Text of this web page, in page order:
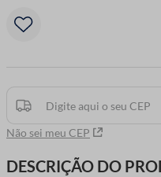
Não sei meu CEP
DESCRIÇÃO DO